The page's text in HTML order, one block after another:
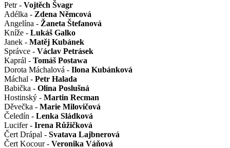
Petr - Vojtěch Švagr
Adélka - Zdena Němcová
Angelína - Žaneta Štefanová
Kníže - Lukáš Galko
Janek - Matěj Kubánek
Správce - Václav Petrásek
Kaprál - Tomáš Postawa
Dorota Máchalová - Ilona Kubánková
Máchal - Petr Halada
Babička - Olina Poslušná
Hostinský - Martin Recman
Děvečka - Marie Milovičová
Čeledín - Lenka Sládková
Lucifer - Irena Růžičková
Čert Drápal - Svatava Lajbnerová
Čert Kocour - Veronika Váňová